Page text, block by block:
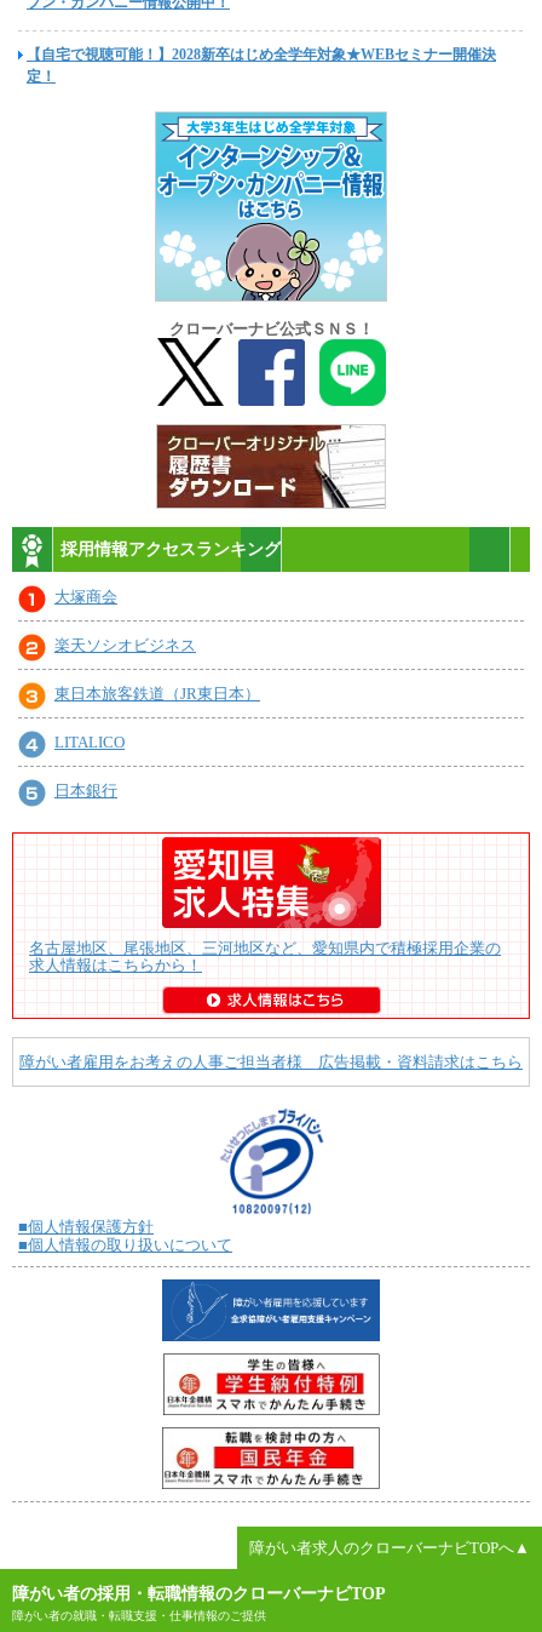
【自宅で視聴可能！】2028新卒はじめ全学年対象★WEBセミナー開催決
定！
クローバーナビ公式ＳＮＳ！
採用情報アクセスランキング
大塚商会
楽天ソシオビジネス
東日本旅客鉄道（JR東日本）
LITALICO
日本銀行
名古屋地区、尾張地区、三河地区など、愛知県内で積極採用企業の
求人情報はこちらから！
障がい者雇用をお考えの人事ご担当者様 広告掲載・資料請求はこちら
■個人情報保護方針
■個人情報の取り扱いについて
障がい者求人のクローバーナビTOPへ▲
障がい者の採用・転職情報のクローバーナビTOP
障がい者の就職・転職支援・仕事情報のご提供